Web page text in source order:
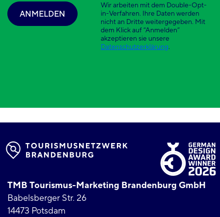
Wir arbeiten mit dem Double-Opt-
in-Verfahren. Ihre Daten werden
nicht an Dritte weitergegeben. Mit
dem Klick auf “Anmelden”
akzeptieren sie unsere
Datenschutzerklärung.
ANMELDEN
TMB Tourismus-Marketing Brandenburg GmbH
Babelsberger Str. 26
14473 Potsdam